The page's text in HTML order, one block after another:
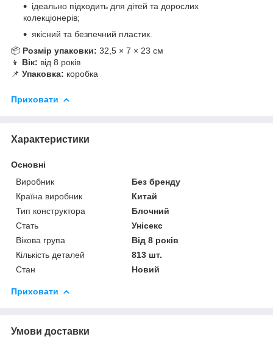
ідеально підходить для дітей та дорослих
колекціонерів;
якісний та безпечний пластик.
📦 Розмір упаковки: 32,5 × 7 × 23 см
👦 Вік: від 8 років
📌 Упаковка: коробка
Приховати
Характеристики
Основні
Виробник
Без бренду
Країна виробник
Китай
Тип конструктора
Блочний
Стать
Унісекс
Вікова група
Від 8 років
Кількість деталей
813 шт.
Стан
Новий
Приховати
Умови доставки